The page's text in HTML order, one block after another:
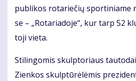
pub­li­kos ro­ta­rie­čių spor­ti­nia­me
se – „Ro­ta­ria­do­je“, kur tarp 52
to­ji vie­ta.
Sti­lin­go­mis skulp­to­riaus
Zien­kos skulp­tū­rė­lė­mis